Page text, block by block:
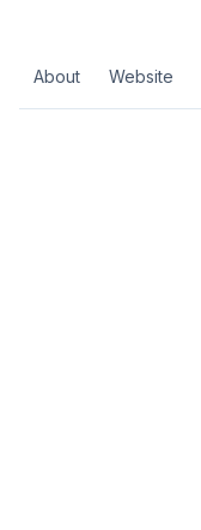
About Website